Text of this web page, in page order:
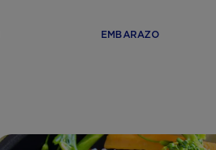
EMBARAZO